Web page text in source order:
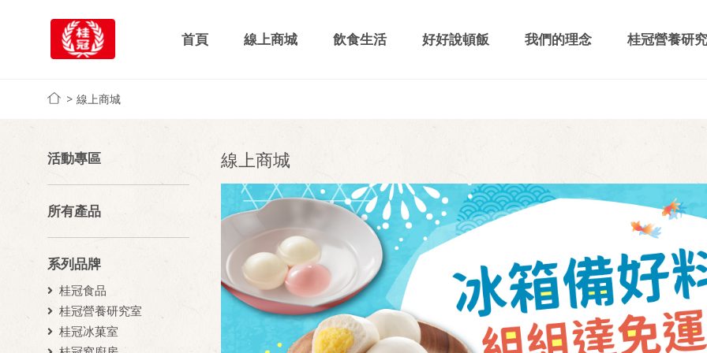
首頁 線上商城 飲食生活 好好說頓飯 我們的理念 桂冠營養研
線上商城
活動專區
所有產品
系列品牌
桂冠食品
桂冠營養研究室
桂冠冰菓室
線上商城